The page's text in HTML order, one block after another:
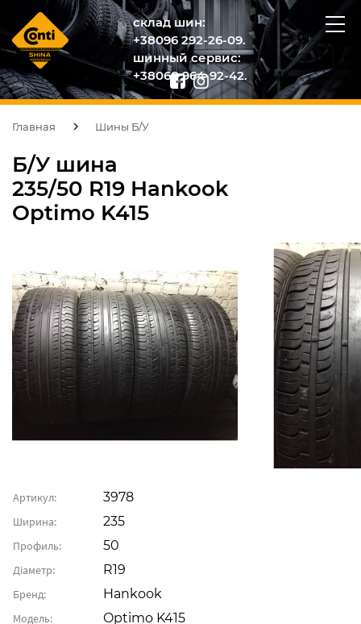
склад шин:
+38096 292-26-09.
шинный сервис:
+38068 964-92-42.
Главная Шины Б/У
Б/У шина
235/50 R19 Hankook
Optimo K415
Артикул: 3978
Ширина: 235
Профиль: 50
Діаметр: R19
Бренд: Hankook
Модель: Optimo K415